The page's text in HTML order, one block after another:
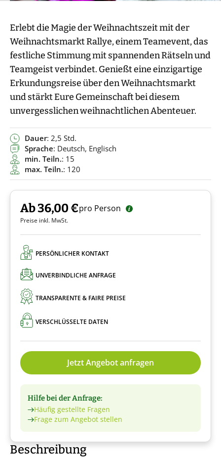
Erlebt die Magie der Weihnachtszeit mit der
Weihnachtsmarkt Rallye, einem Teamevent, das
festliche Stimmung mit spannenden Rätseln und
Teamgeist verbindet. Genießt eine einzigartige
Erkundungsreise über den Weihnachtsmarkt
und stärkt Eure Gemeinschaft bei diesem
unvergesslichen weihnachtlichen Abenteuer.
Dauer: 2,5 Std.
Sprache: Deutsch, Englisch
min. Teiln.: 15
max. Teiln.: 120
Ab 36,00 €pro Person
Preise inkl. MwSt.
PERSÖNLICHER KONTAKT
UNVERBINDLICHE ANFRAGE
TRANSPARENTE & FAIRE PREISE
VERSCHLÜSSELTE DATEN
Jetzt Angebot anfragen
Hilfe bei der Anfrage:
Häufig gestellte Fragen
Frage zum Angebot stellen
Beschreibung